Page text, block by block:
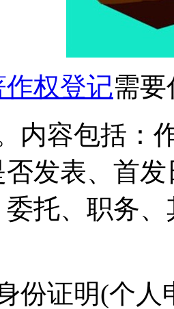
作权登记需要
内容包括：
发表、首
托、职务
份证明(个